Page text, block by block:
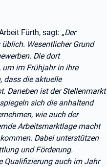
Fürth, sagt: „Der
Wesentlicher Grund
Die dort
um im Frühjahr in ihre
dass die aktuelle
Daneben ist der Stellenmarkt
sich die anhaltend
wie auch der
Arbeitsmarktlage macht
Dabei unterstützen
und Förderung.
Qualifizierung auch im Jahr